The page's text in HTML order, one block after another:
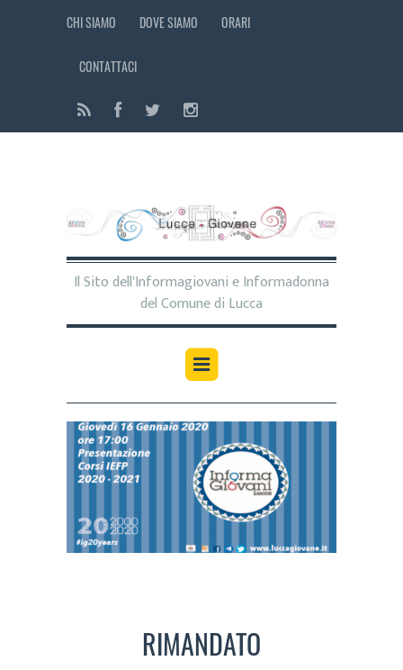
CHI SIAMO DOVE SIAMO ORARI
CONTATTACI
Il Sito dell'Informagiovani e Informadonna
del Comune di Lucca
RIMANDATO